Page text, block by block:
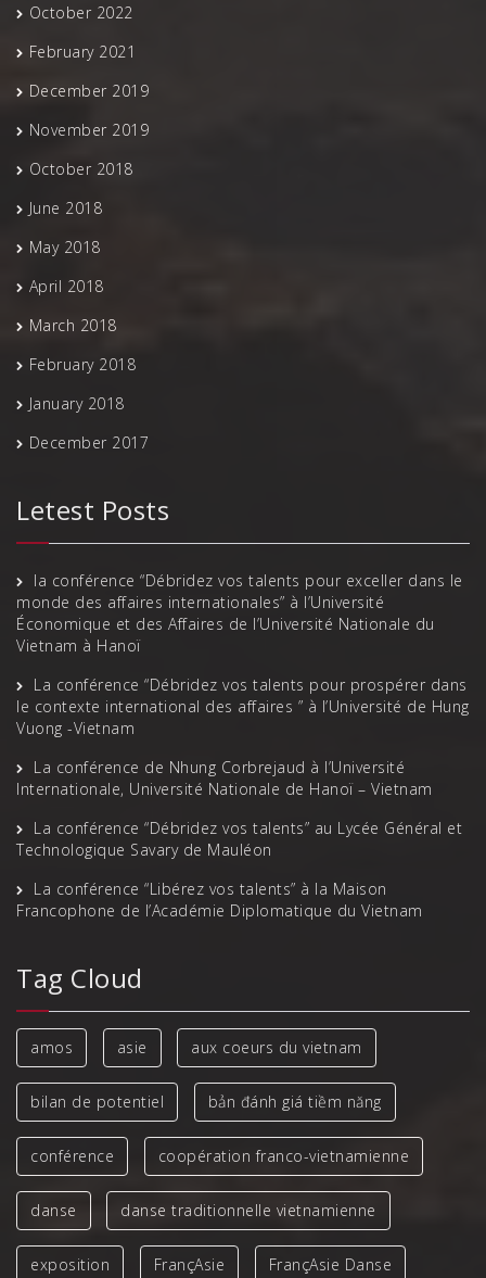
October 2022
February 2021
December 2019
November 2019
October 2018
June 2018
May 2018
April 2018
March 2018
February 2018
January 2018
December 2017
Letest Posts
la conférence “Débridez vos talents pour exceller dans le
monde des affaires internationales” à l’Université
Économique et des Affaires de l’Université Nationale du
Vietnam à Hanoï
La conférence “Débridez vos talents pour prospérer dans
le contexte international des affaires ” à l’Université de Hung
Vuong -Vietnam
La conférence de Nhung Corbrejaud à l’Université
Internationale, Université Nationale de Hanoï – Vietnam
La conférence “Débridez vos talents” au Lycée Général et
Technologique Savary de Mauléon
La conférence “Libérez vos talents” à la Maison
Francophone de l’Académie Diplomatique du Vietnam
Tag Cloud
amos asie aux coeurs du vietnam
bilan de potentiel bản đánh giá tiềm năng
conférence coopération franco-vietnamienne
danse danse traditionnelle vietnamienne
exposition FrançAsie FrançAsie Danse